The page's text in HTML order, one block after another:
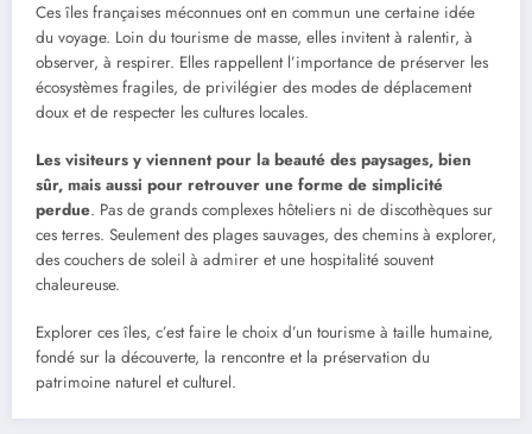
Ces îles françaises méconnues ont en commun une certaine idée
du voyage. Loin du tourisme de masse, elles invitent à ralentir, à
observer, à respirer. Elles rappellent l’importance de préserver les
écosystèmes fragiles, de privilégier des modes de déplacement
doux et de respecter les cultures locales.
Les visiteurs y viennent pour la beauté des paysages, bien
sûr, mais aussi pour retrouver une forme de simplicité
perdue. Pas de grands complexes hôteliers ni de discothèques sur
ces terres. Seulement des plages sauvages, des chemins à explorer,
des couchers de soleil à admirer et une hospitalité souvent
chaleureuse.
Explorer ces îles, c’est faire le choix d’un tourisme à taille humaine,
fondé sur la découverte, la rencontre et la préservation du
patrimoine naturel et culturel.